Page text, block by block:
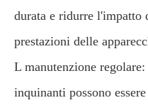
durata e ridurre l'impatto
prestazioni delle
L manutenzione
inquinanti possono